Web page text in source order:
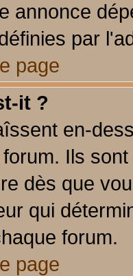
annonce
par
page
it ?
en-
Ils
dès que
qui
forum.
page